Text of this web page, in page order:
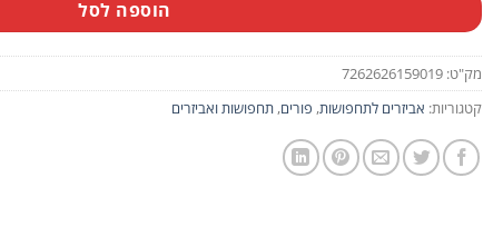
הוספה לסל
מק"ט: 7262626159019
קטגוריות: אביזרים לתחפושות, פורים, תחפושות ואביזרים